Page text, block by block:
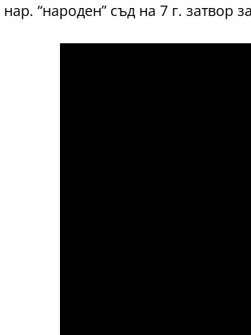
“народен” съд на 7 г. затвор